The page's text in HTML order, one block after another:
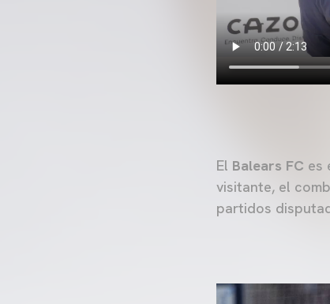
El Balears FC es
visitante, el
partidos